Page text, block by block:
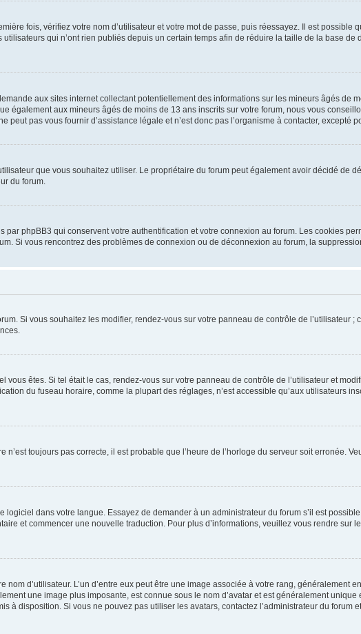
fois, vérifiez votre nom d’utilisateur et votre mot de passe, puis réessayez. Il est possible
qui n’ont rien publiés depuis un certain temps afin de réduire la taille de la base de
aux sites internet collectant potentiellement des informations sur les mineurs âgés de
également aux mineurs âgés de moins de 13 ans inscrits sur votre forum, nous vous
pas vous fournir d’assistance légale et n’est donc pas l’organisme à contacter, excepté
que vous souhaitez utiliser. Le propriétaire du forum peut également avoir décidé de
du forum.
phpBB3 qui conservent votre authentification et votre connexion au forum. Les cookies
Si vous rencontrez des problèmes de connexion ou de déconnexion au forum, la
Si vous souhaitez les modifier, rendez-vous sur votre panneau de contrôle de l’utilisateur
êtes. Si tel était le cas, rendez-vous sur votre panneau de contrôle de l’utilisateur et
du fuseau horaire, comme la plupart des réglages, n’est accessible qu’aux utilisateurs
n’est toujours pas correcte, il est probable que l’heure de l’horloge du serveur soit erronée.
dans votre langue. Essayez de demander à un administrateur du forum s’il est
et commencer une nouvelle traduction. Pour plus d’informations, veuillez vous rendre sur
d’utilisateur. L’un d’entre eux peut être une image associée à votre rang, généralement
une image plus imposante, est connue sous le nom d’avatar et est généralement unique
à disposition. Si vous ne pouvez pas utiliser les avatars, contactez l’administrateur du forum